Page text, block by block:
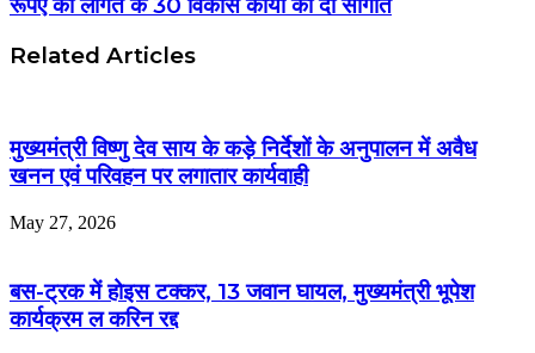
रूपए की लागत के 30 विकास कार्यों की दी सौगात
Related Articles
मुख्यमंत्री विष्णु देव साय के कड़े निर्देशों के अनुपालन में अवैध
खनन एवं परिवहन पर लगातार कार्यवाही
May 27, 2026
बस-ट्रक में होइस टक्कर, 13 जवान घायल, मुख्यमंत्री भूपेश
कार्यक्रम ल करिन रद्द